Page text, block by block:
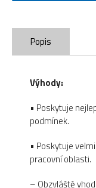
Popis
Výhody:
• Poskytuje
podmínek.
• Poskytuje
pracovní oblasti.
– Obzvláště